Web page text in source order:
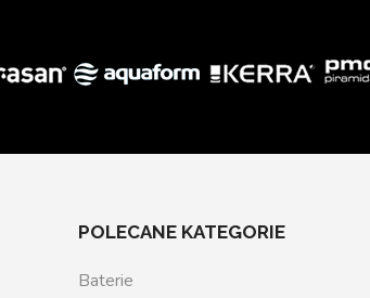
POLECANE KATEGORIE
Baterie